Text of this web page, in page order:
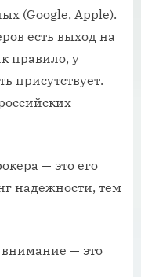
(Google, Apple).
есть выход на
правило, у
присутствует.
— это его
надежности, тем
внимание — это